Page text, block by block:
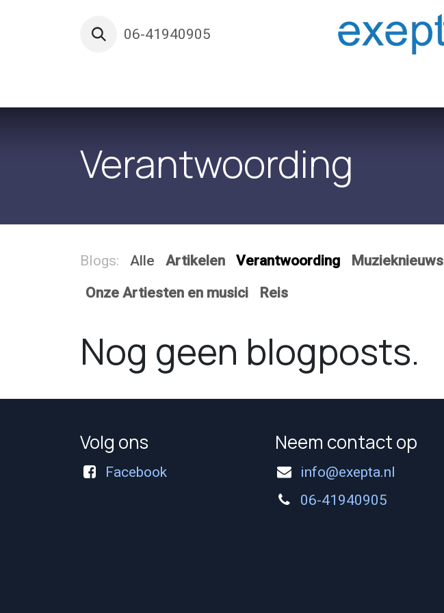
06-41940905
Verantwoording
Blogs: Alle Artikelen Verantwoording
Muzieknieuws
Onze Artiesten en musici
Reis
Nog geen blogposts.
Volg ons
Facebook
Neem contact op
info@exepta.nl
06-41940905